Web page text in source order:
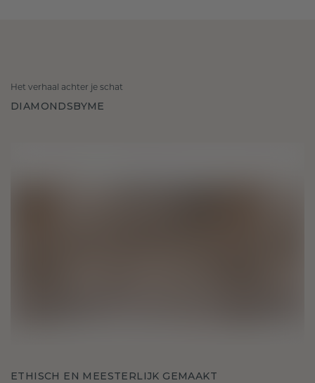
Het verhaal achter je schat
DIAMONDSBYME
ETHISCH EN MEESTERLIJK GEMAAKT